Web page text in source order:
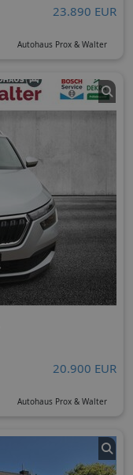
23.890 EUR
Autohaus Prox & Walter
20.900 EUR
Autohaus Prox & Walter